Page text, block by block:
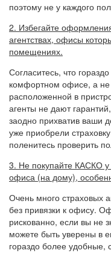
поэтому не у каждого
2. Избегайте
агентствах, офисы
помещениях.
Согласитесь, что
комфортном офисе, а не
расположенной в
агенты не дают
заодно прихватив ваши
уже приобрели
поленитесь проверить
3. Не покупайте КАСКО у
офиса (на дому),
Очень много страховых
без привязки к офису.
рискованно, если вы не
можете быть уверены в
гораздо более